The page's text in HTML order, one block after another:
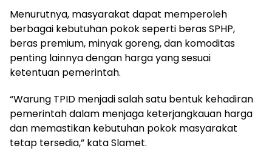
Menurutnya, masyarakat dapat memperoleh
berbagai kebutuhan pokok seperti beras SPHP,
beras premium, minyak goreng, dan komoditas
penting lainnya dengan harga yang sesuai
ketentuan pemerintah.
“Warung TPID menjadi salah satu bentuk kehadiran
pemerintah dalam menjaga keterjangkauan harga
dan memastikan kebutuhan pokok masyarakat
tetap tersedia,” kata Slamet.